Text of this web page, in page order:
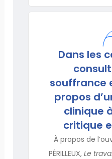
Dans les
souffrance
propos
clinique
critique
À propos de
PÉRILLEUX, Le